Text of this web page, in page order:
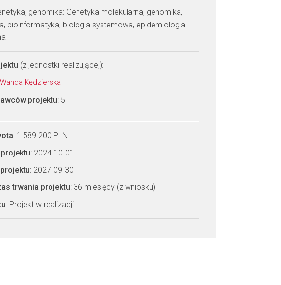
genomika: Genetyka molekularna, genomika,
bioinformatyka, biologia systemowa, epidemiologia
(z jednostki realizującej):
Kędzierska
projektu: 5
: 1 589 200 PLN
: 2024-10-01
: 2027-09-30
trwania projektu: 36 miesięcy (z wniosku)
: Projekt w realizacji